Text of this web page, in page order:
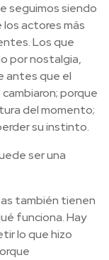
seguimos siendo
actores más
Los que
por nostalgia,
antes que el
porque
del momento;
su instinto.
ser una
también tienen
funciona. Hay
lo que hizo